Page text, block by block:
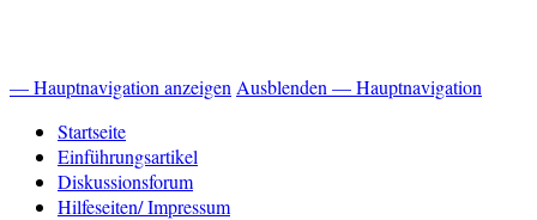
Hauptnavigation
— Hauptnavigation anzeigen Ausblenden — Hauptnavigation
Startseite
Einführungsartikel
Diskussionsforum
Hilfeseiten/ Impressum